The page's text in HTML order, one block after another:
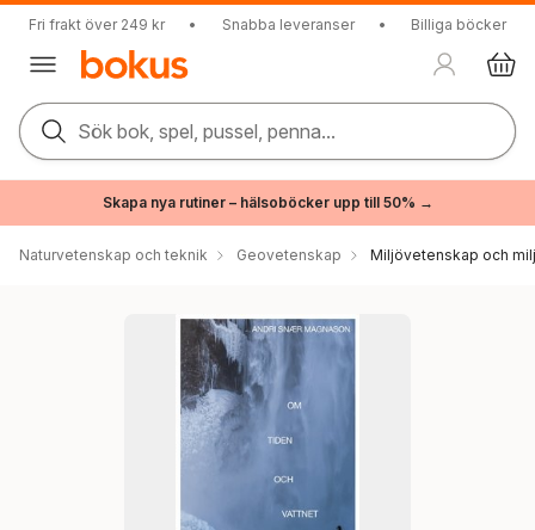
Fri frakt över 249 kr • Snabba leveranser • Billiga böcker
Sök bok, spel, pussel, penna...
Skapa nya rutiner – hälsoböcker upp till 50% →
Naturvetenskap och teknik Geovetenskap Miljövetenskap och